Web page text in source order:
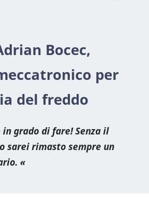
Bocec,
per
del freddo
in grado di fare! Senza il
sarei rimasto sempre un